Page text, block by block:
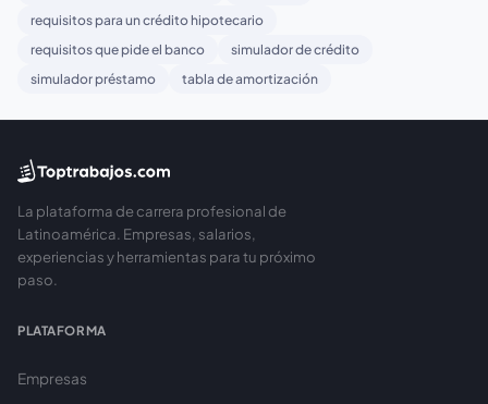
requisitos para un crédito hipotecario
requisitos que pide el banco
simulador de crédito
simulador préstamo
tabla de amortización
La plataforma de carrera profesional de
Latinoamérica. Empresas, salarios,
experiencias y herramientas para tu próximo
paso.
PLATAFORMA
Empresas